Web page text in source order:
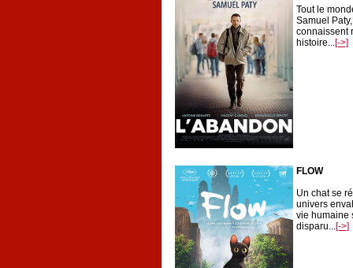
Tout le
Samuel
connaissent
histoire...[->]
FLOW
Un chat se
univers
vie humaine
disparu...[->]